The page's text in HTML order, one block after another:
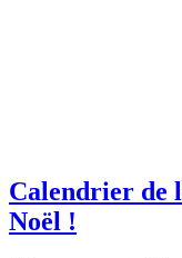
Calendrier de
Noël !